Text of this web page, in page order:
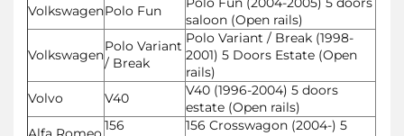
VolkswagenPolo Fun
saloon (Open rails)
Volkswagen
Polo Variant
/ Break
Polo Variant / Break (1998-
2001) 5 Doors Estate (Open
rails)
Volvo
V40
V40 (1996-2004) 5 doors
estate (Open rails)
156
156 Crosswagon (2004-) 5